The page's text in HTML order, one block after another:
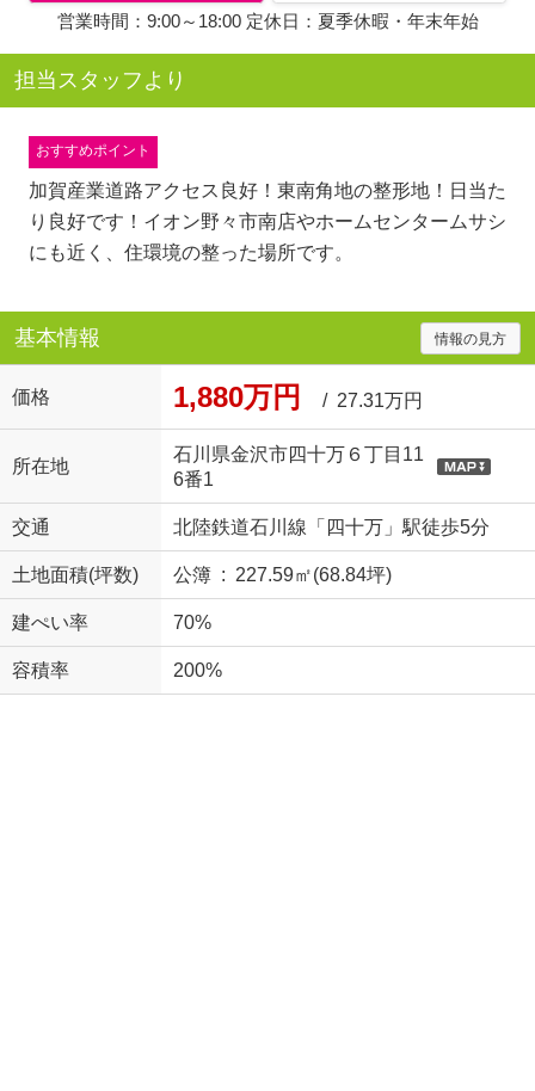
営業時間：9:00～18:00 定休日：夏季休暇・年末年始
担当スタッフより
おすすめポイント
加賀産業道路アクセス良好！東南角地の整形地！日当た
り良好です！イオン野々市南店やホームセンタームサシ
にも近く、住環境の整った場所です。
基本情報 情報の見方
価格 1,880万円 / 27.31万円
所在地
石川県金沢市四十万６丁目11
6番1
交通 北陸鉄道石川線「四十万」駅徒歩5分
土地面積(坪数) 公簿 : 227.59㎡(68.84坪)
建ぺい率 70%
容積率 200%